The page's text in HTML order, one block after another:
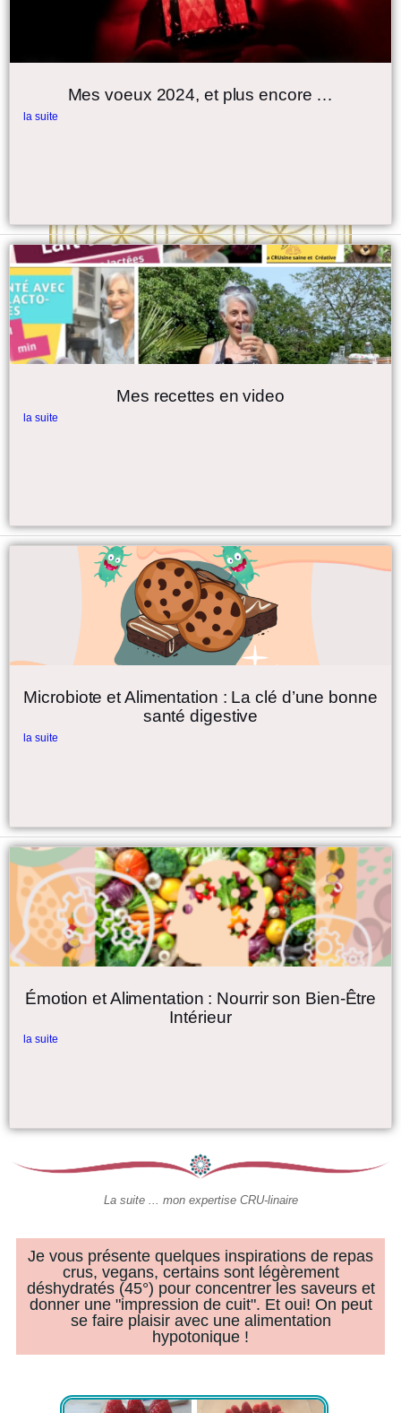
Mes voeux 2024, et plus encore …
Mes recettes en video
la suite
Microbiote et Alimentation : La clé d’une bonne
santé digestive
la suite
Émotion et Alimentation : Nourrir son Bien-Être
Intérieur
la suite
La suite ... mon expertise CRU-linaire
crus, vegans, certains sont légèrement
donner une "impression de cuit". Et oui! On peut
se faire plaisir avec une alimentation
hypotonique !